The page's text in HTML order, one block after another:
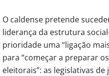
O caldense pretende
liderança da estrutura
prioridade uma “ligação
para “começar a preparar
eleitorais”: as legislativas